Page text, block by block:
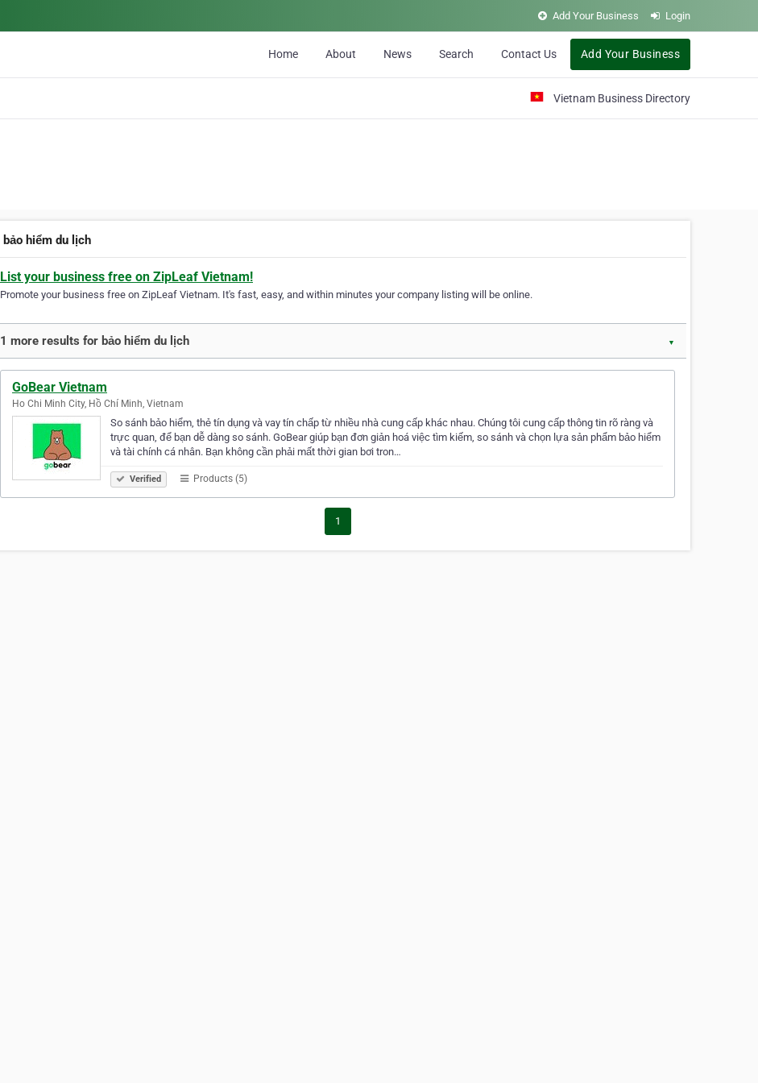
Add Your Business Login
Home About News Search Contact Us Add Your Business
Vietnam Business Directory
bảo hiểm du lịch
List your business free on ZipLeaf Vietnam!
Promote your business free on ZipLeaf Vietnam. It's fast, easy, and within minutes your company listing will be online.
1 more results for bảo hiểm du lịch ▼
GoBear Vietnam
Ho Chi Minh City, Hồ Chí Minh, Vietnam
So sánh bảo hiểm, thẻ tín dụng và vay tín chấp từ nhiều nhà cung cấp khác nhau. Chúng tôi cung cấp thông tin rõ ràng và
trực quan, để bạn dễ dàng so sánh. GoBear giúp bạn đơn giản hoá việc tìm kiếm, so sánh và chọn lựa sản phẩm bảo hiểm
và tài chính cá nhân. Bạn không cần phải mất thời gian bơi tron…
Verified Products (5)
1